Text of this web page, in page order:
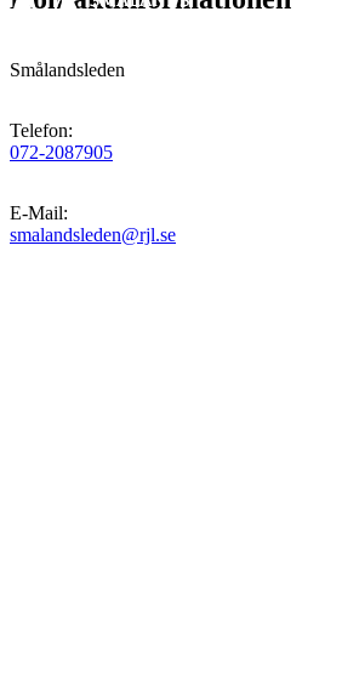
Smålandsleden
Telefon:
072-2087905
E-Mail:
smalandsleden@rjl.se